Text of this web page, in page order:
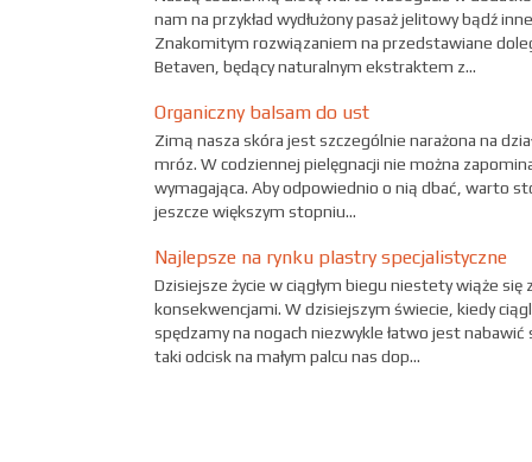
nam na przykład wydłużony pasaż jelitowy bądź
Znakomitym rozwiązaniem na przedstawiane
Betaven, będący naturalnym ekstraktem z...
Organiczny balsam do ust
Zimą nasza skóra jest szczególnie narażona na
mróz. W codziennej pielęgnacji nie można
wymagająca. Aby odpowiednio o nią dbać, warto
jeszcze większym stopniu...
Najlepsze na rynku plastry specjalistyczne
Dzisiejsze życie w ciągłym biegu niestety wiąże
konsekwencjami. W dzisiejszym świecie, kiedy
spędzamy na nogach niezwykle łatwo jest nabawić
taki odcisk na małym palcu nas dop...